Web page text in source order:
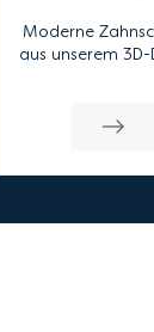
Moderne
aus unserem 3D-